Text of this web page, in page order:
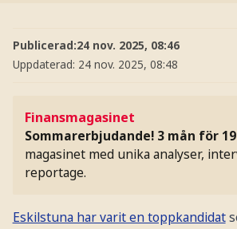
Publicerad:24 nov. 2025, 08:46
Uppdaterad: 24 nov. 2025, 08:48
Finansmagasinet
Sommarerbjudande! 3 mån för
magasinet med unika analyser,
reportage.
Eskilstuna har varit en toppkandidat